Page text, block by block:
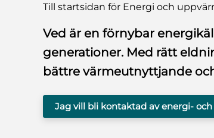
Till startsidan för Energi och
Ved är en förnybar
generationer. Med rätt
bättre värmeutnyttjande
Jag vill bli kontaktad av energi-